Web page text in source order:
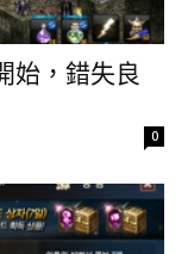
始，錯失良
0